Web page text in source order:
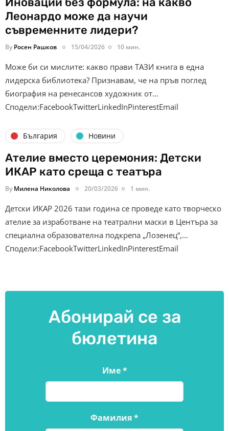
Леонардо може да научи
съвременните лидери?
By Росен Рашков 15/04/2026 10 мин.
Може би си мислите: какво прави ТАЗИ книга в една
лидерска библиотека? Признавам, че на пръв поглед
биография на ренесансов художник от…
Сподели:FacebookTwitterLinkedInPinterestEmail
България Новини
Ателие вместо церемония: Детски
ИКАР като среща с театъра
By Милена Николова 20/03/2026 1 мин.
Детски ИКАР 2026 тази година се проведе като творческо
ателие за изработване на театрални маски в Центъра за
специална образователна подкрепа „Лозенец“,…
Сподели:FacebookTwitterLinkedInPinterestEmail
Абонирай се за
бюлетина
Име*
Фамилия*